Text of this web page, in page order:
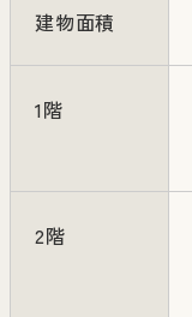
建物面積
1階
2階